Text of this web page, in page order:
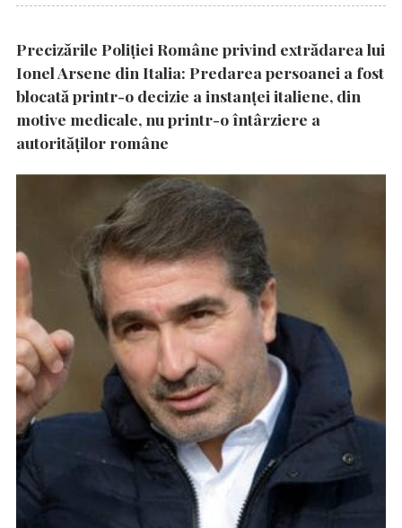
Precizările Poliţiei Române privind extrădarea lui
Ionel Arsene din Italia: Predarea persoanei a fost
blocată printr-o decizie a instanţei italiene, din
motive medicale, nu printr-o întârziere a
autorităţilor române